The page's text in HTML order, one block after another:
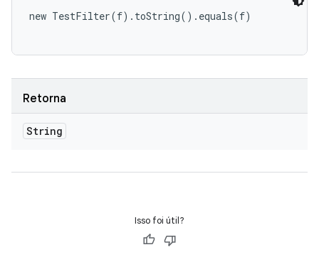
new TestFilter(f).toString().equals(f)
Retorna
String
Isso foi útil?